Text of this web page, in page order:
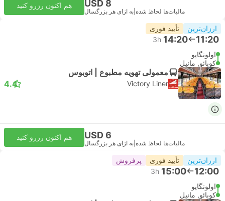
USD 8
مالیات‌ها لحاظ شده به ازای هر بزرگسال
هم اکنون رزرو کنید
ارزان‌ترین تأیید فوری
11:20
14:20
3h
اولونگاپو
کوبائو, مانیل
معمولی تهویه مطبوع | اتوبوس
Victory Liner
4.4
USD 6
مالیات‌ها لحاظ شده به ازای هر بزرگسال
هم اکنون رزرو کنید
ارزان‌ترین تأیید فوری پرفروش
12:00
15:00
3h
اولونگاپو
کوبائو, مانیل